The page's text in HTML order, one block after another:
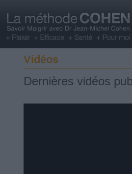
Vidéos
Dernières vidéos